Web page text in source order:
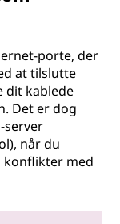
porte, der
at tilslutte
dit kablede
Det er dog
server
når du
konflikter med